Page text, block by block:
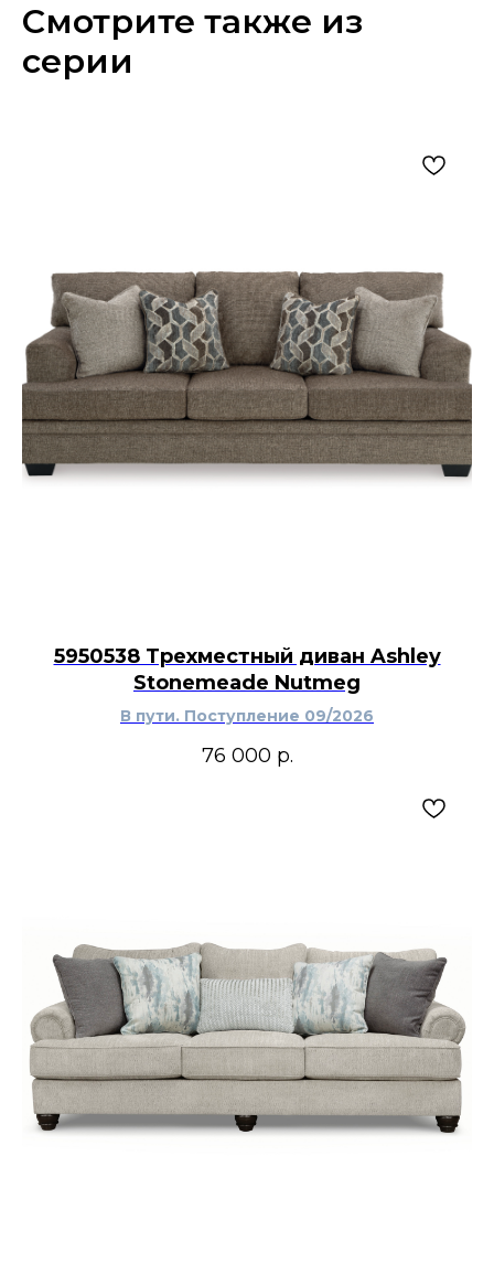
Сбоку расположен карман для хранения
пульта, книги или других небольших
предметов.
Каркас усилен угловыми блоками, а
Подушки сиденья и спинки закреплены
полиэстера и 2% полиуретана.
Ширина сиденья: 432 мм.
Глубина сиденья: 559 мм.
Высота сиденья: 483 мм.
Высота подлокотников: 660 мм.
Длина в полностью разложенном
положении: 1651 мм.
Расстояние от стены для раскладывания:
406 мм.
Высота выдвинутой подножки: 483 мм.
механизм облегчает переход в стоячее
положение, а подогрев и массаж позволяют
выбрать более расслабленный режим посадки.
Оттенок Umber поддержит современный или
американский интерьер со светлым текстилем,
Смотрите также из
серии
5950538 Трехместный диван Ashley
Stonemeade Nutmeg
В пути. Поступление 09/2026
76 000 р.